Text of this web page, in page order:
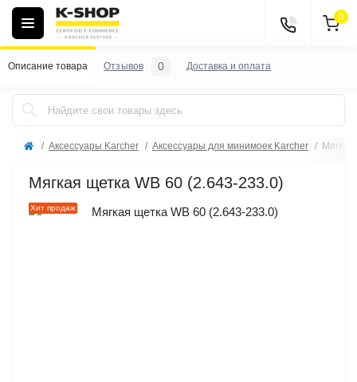
0
Аксессуары Karcher Аксессуары для минимоек Karcher
Мягкая щетка WB 60 (2.643-233.0)
Хит продаж
Описание товара Отзывов 0 Доставка и оплата